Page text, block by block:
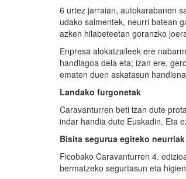
6 urtez jarraian, autokarabanen
udako salmentek, neurri batean
azken hilabeteetan goranzko
Enpresa alokatzaileek ere
handiagoa dela eta; izan ere,
ematen duen askatasun
Landako furgonetak
Caravanturren beti izan dute
indar handia dute Euskadin. Eta
Bisita segurua egiteko neurriak
Ficobako Caravanturren 4.
bermatzeko segurtasun eta